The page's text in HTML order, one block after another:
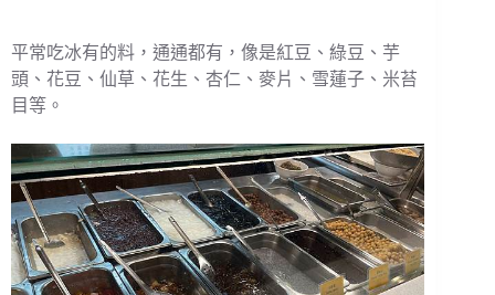
平常吃冰有的料，通通都有，像是紅豆、綠豆、芋
頭、花豆、仙草、花生、杏仁、麥片、雪蓮子、米苔
目等。